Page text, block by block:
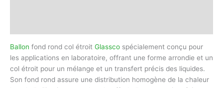
Ballon fond rond col étroit Glassco spécialement conçu pour
les applications en laboratoire, offrant une forme arrondie et un
col étroit pour un mélange et un transfert précis des liquides.
Son fond rond assure une distribution homogène de la chaleur